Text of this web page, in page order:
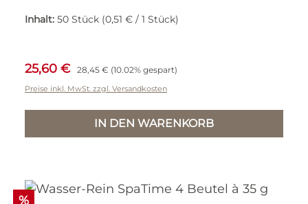
Inhalt: 50 Stück (0,51 € / 1 Stück)
Verkaufspreis:
25,60 € Regulärer Preis:
28,45 € (10.02% gespart)
Preise inkl. MwSt. zzgl. Versandkosten
IN DEN WARENKORB
Rabatt
%